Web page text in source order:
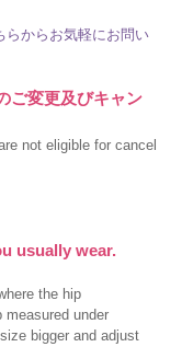
らからお気軽にお問い
ご変更及びキャン
not eligible for cancel
usually wear.
the hip
under
bigger and adjust